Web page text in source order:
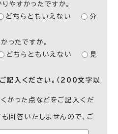
やすかったですか。
どちらともいえない
分
ったですか。
どちらともいえない
見
記入ください。（200文字以
かった点などをご記入くだ
回答いたしませんので、ご